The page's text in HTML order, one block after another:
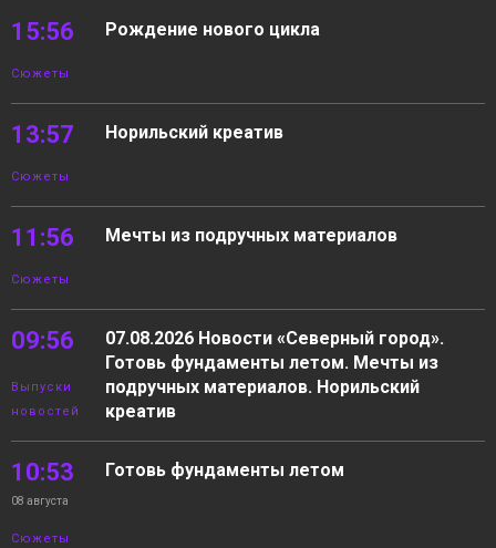
15:56
Сюжеты
Рождение нового цикла
13:57
Сюжеты
Норильский креатив
11:56
Сюжеты
Мечты из подручных материалов
09:56
Выпуски
новостей
07.08.2026 Новости «Северный город».
Готовь фундаменты летом. Мечты из
подручных материалов. Норильский
креатив
10:53
08 августа
Сюжеты
Готовь фундаменты летом